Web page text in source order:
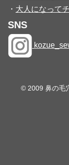
・ 大人になって
SNS
© 2009 鼻の毛